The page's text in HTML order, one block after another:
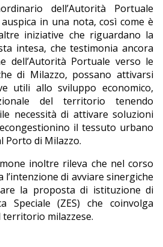
dell’Autorità Portuale
in una nota, così come è
iniziative che riguardano la
intesa, che testimonia ancora
dell’Autorità Portuale verso le
di Milazzo, possano attivarsi
utili allo sviluppo economico,
del territorio tenendo
necessità di attivare soluzioni
il tessuto urbano
Porto di Milazzo.
inoltre rileva che nel corso
l’intenzione di avviare sinergiche
la proposta di istituzione di
Speciale (ZES) che coinvolga
milazzese.